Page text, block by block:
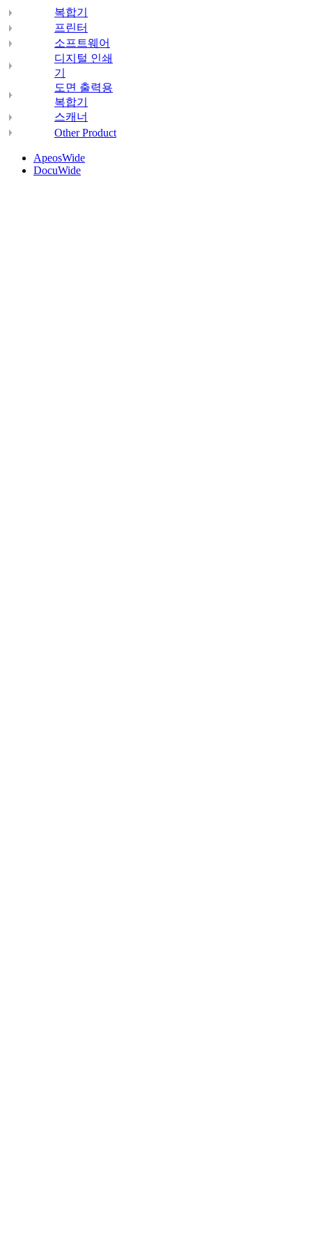
복합기
프린터
소프트웨어
디지털 인쇄
기
도면 출력용
복합기
스캐너
Other Product
ApeosWide
DocuWide